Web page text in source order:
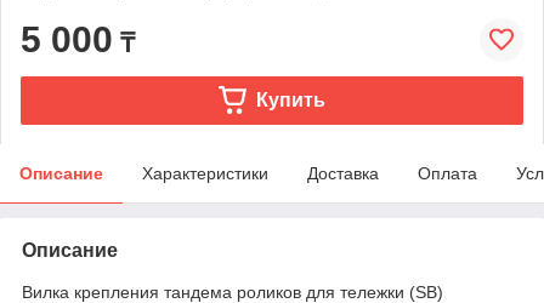
5 000 ₸
Купить
Описание Характеристики Доставка Оплата
Описание
Вилка крепления тандема роликов для тележки (SB)